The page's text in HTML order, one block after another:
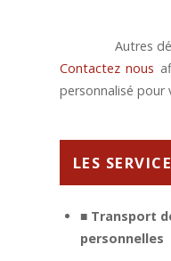
Autres
Contactez nous
personnalisé pour
LES
■ Transport
personnelles